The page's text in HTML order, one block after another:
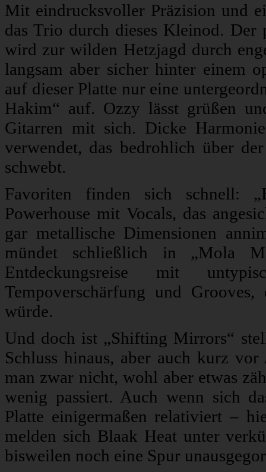
Mit eindrucksvoller Präzision und
das Trio durch dieses Kleinod. Der
wird zur wilden Hetzjagd durch
langsam aber sicher hinter einem
auf dieser Platte nur eine
Hakim“ auf. Ozzy lässt grüßen
Gitarren mit sich. Dicke
verwendet, das bedrohlich über
schwebt.
Favoriten finden sich schnell:
Powerhouse mit Vocals, das
gar metallische Dimensionen
mündet schließlich in „Mola
Entdeckungsreise mit
Tempoverschärfung und
würde.
Und doch ist „Shifting Mirrors“
Schluss hinaus, aber auch kurz
man zwar nicht, wohl aber etwas
wenig passiert. Auch wenn sich
Platte einigermaßen relativiert –
melden sich Blaak Heat unter
bisweilen noch eine Spur